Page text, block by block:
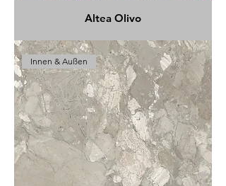
Altea Olivo
Innen & Außen